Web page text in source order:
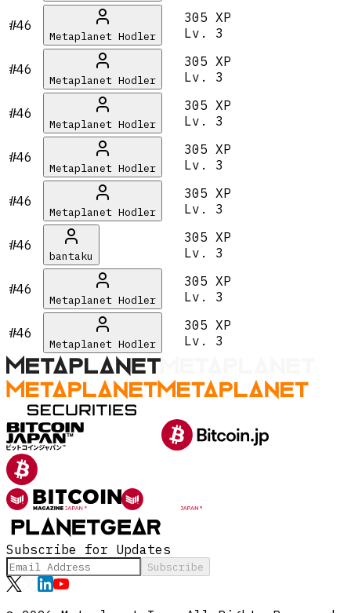
#46
Metaplanet Hodler
305 XP
Lv. 3
#46
Metaplanet Hodler
305 XP
Lv. 3
#46
Metaplanet Hodler
305 XP
Lv. 3
#46
Metaplanet Hodler
305 XP
Lv. 3
#46
Metaplanet Hodler
305 XP
Lv. 3
#46
bantaku
305 XP
Lv. 3
#46
Metaplanet Hodler
305 XP
Lv. 3
#46
Metaplanet Hodler
305 XP
Lv. 3
Subscribe for Updates
Subscribe